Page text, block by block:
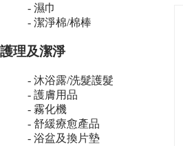
- 濕巾
- 潔淨棉/棉棒
護理及潔淨
- 沐浴露/洗髮護髮
- 護膚用品
- 霧化機
- 舒緩療愈產品
- 浴盆及換片墊